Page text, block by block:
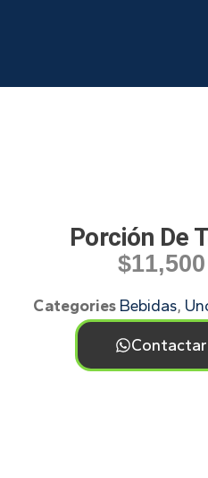
Porción De
$11,500
Categories Bebidas,
Contactar